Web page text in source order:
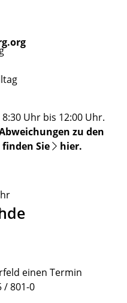
Uhr bis 12:00 Uhr.
zu den
Sie
hier.
einen Termin
/ 801-0